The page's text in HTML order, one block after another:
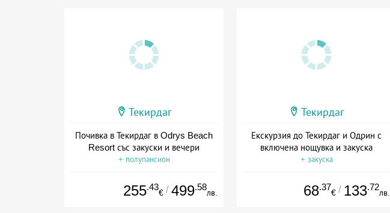
Текирдаг
Почивка в Текирдаг в Odrys Beach
Resort със закуски и вечери
+ полупансион
255.43
€ / 499.58
лв.
Текирдаг
Екскурзия до Текирдаг и Одрин с
включена нощувка и закуска
+ закуска
68.37
€ / 133.72
лв.